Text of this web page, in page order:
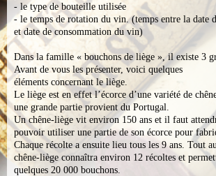
CONTACT
- le type de bouteille utilisée
- le temps de rotation du vin. (temps entre la date
et date de consommation du vin)
Dans la famille « bouchons de liège », il existe 3
Avant de vous les présenter, voici quelques
éléments concernant le liège.
Le liège est en effet l’écorce d’une variété de
une grande partie provient du Portugal.
Un chêne-liège vit environ 150 ans et il faut
pouvoir utiliser une partie de son écorce pour
Chaque récolte a ensuite lieu tous les 9 ans. Tout
chêne-liège connaîtra environ 12 récoltes et
quelques 20 000 bouchons.